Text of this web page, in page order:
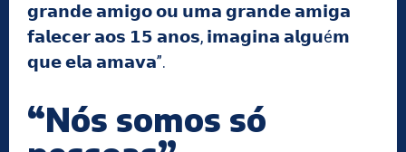
𝗴𝗿𝗮𝗻𝗱𝗲 𝗮𝗺𝗶𝗴𝗼 𝗼𝘂 𝘂𝗺𝗮 𝗴𝗿𝗮𝗻𝗱𝗲 𝗮𝗺𝗶𝗴𝗮
𝗳𝗮𝗹𝗲𝗰𝗲𝗿 𝗮𝗼𝘀 𝟭𝟱 𝗮𝗻𝗼𝘀, 𝗶𝗺𝗮𝗴𝗶𝗻𝗮 𝗮𝗹𝗴𝘂é𝗺
𝗾𝘂𝗲 𝗲𝗹𝗮 𝗮𝗺𝗮𝘃𝗮”.
“Nós somos só